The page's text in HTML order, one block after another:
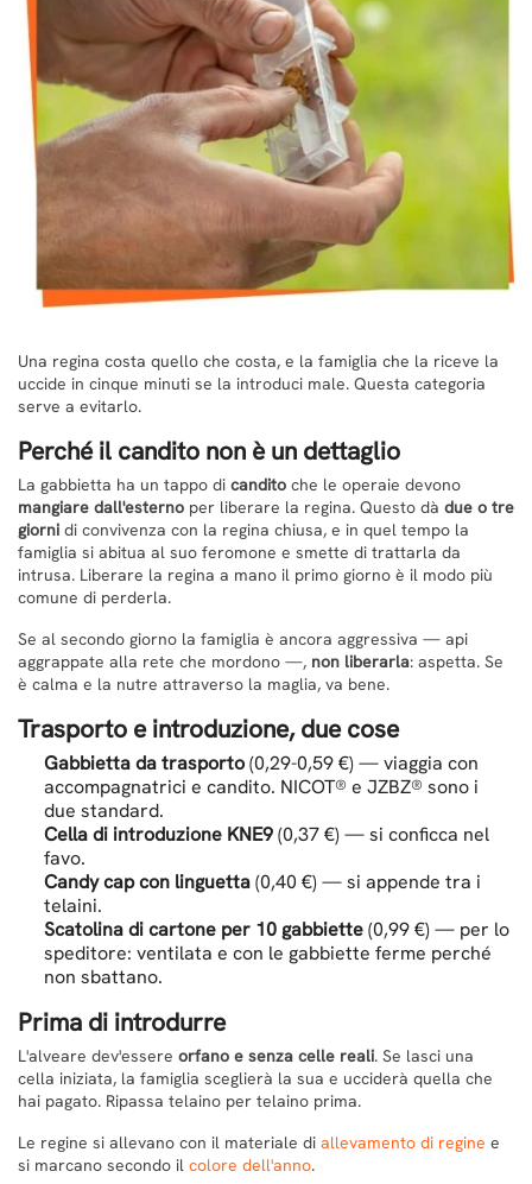
Una regina costa quello che costa, e la famiglia che la riceve la
uccide in cinque minuti se la introduci male. Questa categoria
serve a evitarlo.
Perché il candito non è un dettaglio
La gabbietta ha un tappo di candito che le operaie devono
mangiare dall'esterno per liberare la regina. Questo dà due o tre
giorni di convivenza con la regina chiusa, e in quel tempo la
famiglia si abitua al suo feromone e smette di trattarla da
intrusa. Liberare la regina a mano il primo giorno è il modo più
comune di perderla.
Se al secondo giorno la famiglia è ancora aggressiva — api
aggrappate alla rete che mordono —, non liberarla: aspetta. Se
è calma e la nutre attraverso la maglia, va bene.
Trasporto e introduzione, due cose
Gabbietta da trasporto(0,29-0,59 €) — viaggia con
accompagnatrici e candito. NICOT® e JZBZ® sono i
due standard.
Cella di introduzione KNE9(0,37 €) — si conficca nel
favo.
Candy cap con linguetta(0,40 €) — si appende tra i
telaini.
Scatolina di cartone per 10 gabbiette(0,99 €) — per lo
speditore: ventilata e con le gabbiette ferme perché
non sbattano.
Prima di introdurre
L'alveare dev'essere orfano e senza celle reali. Se lasci una
cella iniziata, la famiglia sceglierà la sua e ucciderà quella che
hai pagato. Ripassa telaino per telaino prima.
Le regine si allevano con il materiale di allevamento di regine e
si marcano secondo il colore dell'anno.